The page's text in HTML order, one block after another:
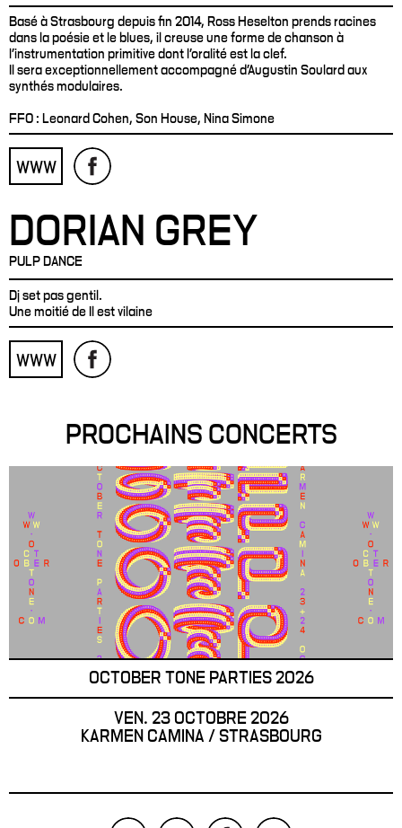
Basé à Strasbourg depuis fin 2014, Ross Heselton prends racines
dans la poésie et le blues, il creuse une forme de chanson à
l'instrumentation primitive dont l'oralité est la clef.
Il sera exceptionnellement accompagné d’Augustin Soulard aux
synthés modulaires.
FFO : Leonard Cohen, Son House, Nina Simone
WWW
DORIAN GREY
PULP DANCE
Dj set pas gentil.
Une moitié de Il est vilaine
WWW
PROCHAINS CONCERTS
OCTOBER TONE PARTIES 2026
VEN. 23 OCTOBRE 2026
KARMEN CAMINA / STRASBOURG